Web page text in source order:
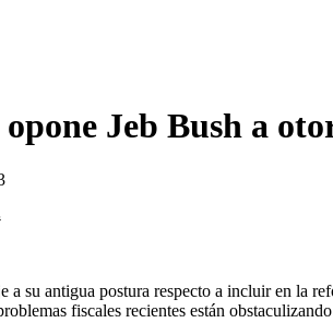
Jeb Bush a
su antigua postura respecto a incluir en la
fiscales recientes están